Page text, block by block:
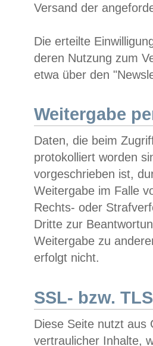
Versand der
Die erteilte
deren Nutzung zum
etwa über den
Weitergabe
Daten, die beim
protokolliert worden
vorgeschrieben ist,
Weitergabe im Falle
Rechts- oder
Dritte zur
Weitergabe zu
erfolgt nicht.
SSL- bzw.
Diese Seite nutzt aus
vertraulicher Inhalte,